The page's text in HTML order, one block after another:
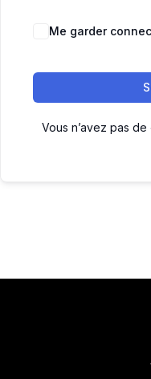
Me garder
Vous n’avez pas de